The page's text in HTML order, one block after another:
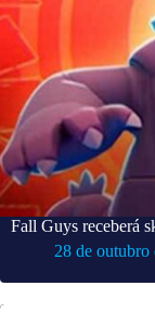
Fall Guys receberá
28 de outubro